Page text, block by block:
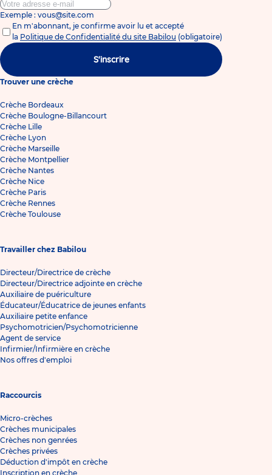
Exemple : vous@site.com
En m'abonnant, je confirme avoir lu et accepté
la Politique de Confidentialité du site Babilou (obligatoire)
S'inscrire
Trouver une crèche
Crèche Bordeaux
Crèche Boulogne-Billancourt
Crèche Lille
Crèche Lyon
Crèche Marseille
Crèche Montpellier
Crèche Nantes
Crèche Nice
Crèche Paris
Crèche Rennes
Crèche Toulouse
Travailler chez Babilou
Directeur/Directrice de crèche
Directeur/Directrice adjointe en crèche
Auxiliaire de puériculture
Éducateur/Éducatrice de jeunes enfants
Auxiliaire petite enfance
Psychomotricien/Psychomotricienne
Agent de service
Infirmier/Infirmière en crèche
Nos offres d'emploi
Raccourcis
Micro-crèches
Crèches municipales
Crèches non genrées
Crèches privées
Déduction d'impôt en crèche
Inscription en crèche